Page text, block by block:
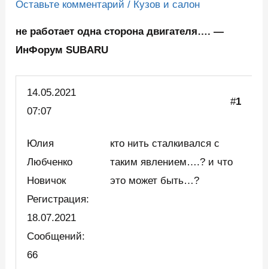
Оставьте комментарий / Кузов и салон
не работает одна сторона двигателя…. —
ИнФорум SUBARU
14.05.2021
07:07
#1
Юлия
Любченко
Новичок
Регистрация:
18.07.2021
Сообщений:
66
кто нить сталкивался с
таким явлением….? и что
это может быть…?